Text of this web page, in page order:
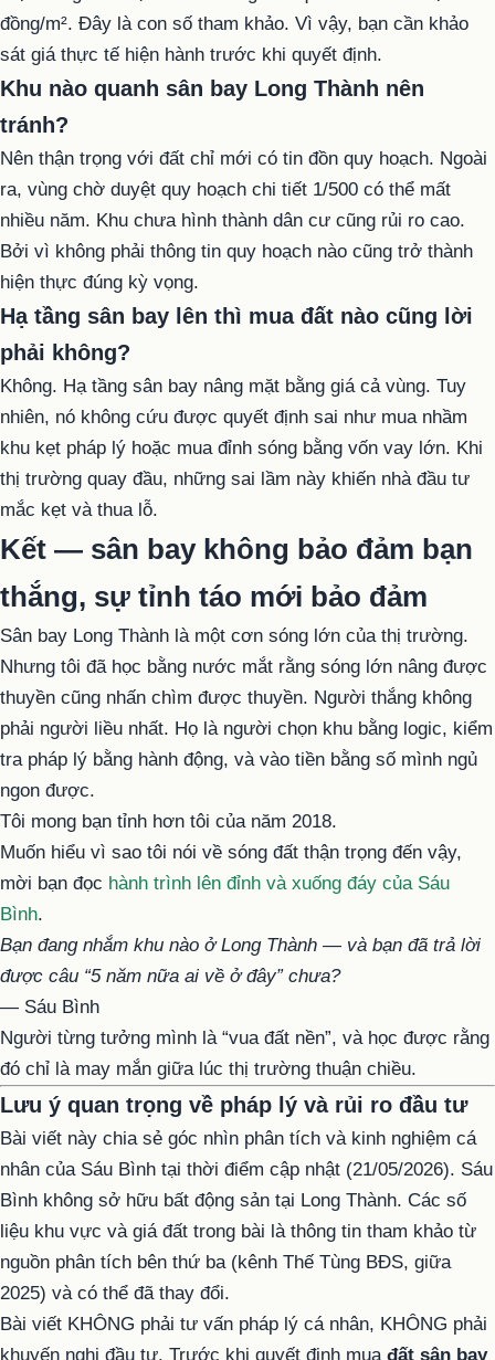
đồng/m². Đây là con số tham khảo. Vì vậy, bạn cần khảo
sát giá thực tế hiện hành trước khi quyết định.
Khu nào quanh sân bay Long Thành nên
tránh?
Nên thận trọng với đất chỉ mới có tin đồn quy hoạch. Ngoài
ra, vùng chờ duyệt quy hoạch chi tiết 1/500 có thể mất
nhiều năm. Khu chưa hình thành dân cư cũng rủi ro cao.
Bởi vì không phải thông tin quy hoạch nào cũng trở thành
hiện thực đúng kỳ vọng.
Hạ tầng sân bay lên thì mua đất nào cũng lời
phải không?
Không. Hạ tầng sân bay nâng mặt bằng giá cả vùng. Tuy
nhiên, nó không cứu được quyết định sai như mua nhầm
khu kẹt pháp lý hoặc mua đỉnh sóng bằng vốn vay lớn. Khi
thị trường quay đầu, những sai lầm này khiến nhà đầu tư
mắc kẹt và thua lỗ.
Kết — sân bay không bảo đảm bạn
thắng, sự tỉnh táo mới bảo đảm
Sân bay Long Thành là một cơn sóng lớn của thị trường.
Nhưng tôi đã học bằng nước mắt rằng sóng lớn nâng được
thuyền cũng nhấn chìm được thuyền. Người thắng không
phải người liều nhất. Họ là người chọn khu bằng logic, kiểm
tra pháp lý bằng hành động, và vào tiền bằng số mình ngủ
ngon được.
Tôi mong bạn tỉnh hơn tôi của năm 2018.
Muốn hiểu vì sao tôi nói về sóng đất thận trọng đến vậy,
mời bạn đọc hành trình lên đỉnh và xuống đáy của Sáu
Bình.
Bạn đang nhắm khu nào ở Long Thành — và bạn đã trả lời
được câu “5 năm nữa ai về ở đây” chưa?
— Sáu Bình
Người từng tưởng mình là “vua đất nền”, và học được rằng
đó chỉ là may mắn giữa lúc thị trường thuận chiều.
Lưu ý quan trọng về pháp lý và rủi ro đầu tư
Bài viết này chia sẻ góc nhìn phân tích và kinh nghiệm cá
nhân của Sáu Bình tại thời điểm cập nhật (21/05/2026). Sáu
Bình không sở hữu bất động sản tại Long Thành. Các số
liệu khu vực và giá đất trong bài là thông tin tham khảo từ
nguồn phân tích bên thứ ba (kênh Thế Tùng BĐS, giữa
2025) và có thể đã thay đổi.
Bài viết KHÔNG phải tư vấn pháp lý cá nhân, KHÔNG phải
khuyến nghị đầu tư. Trước khi quyết định mua đất sân bay